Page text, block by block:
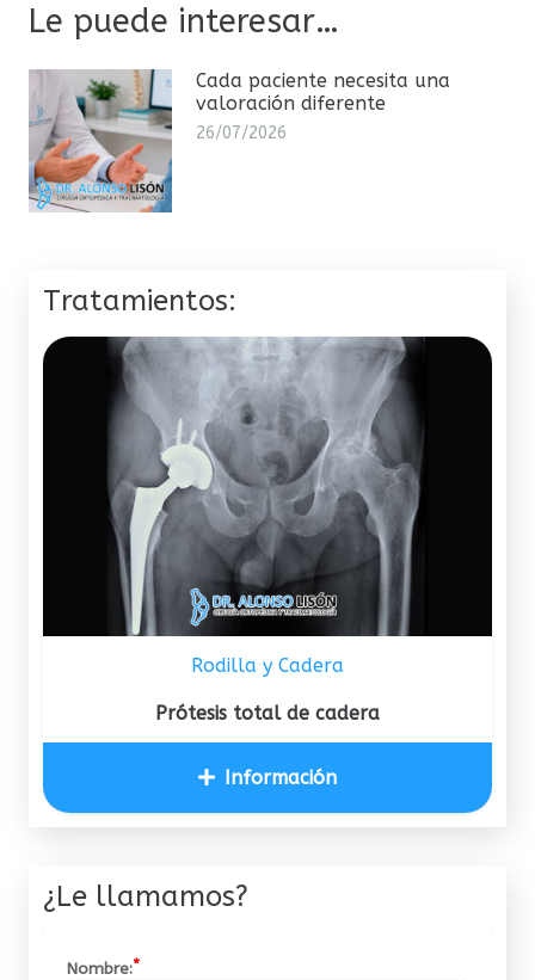
Le puede interesar…
Cada paciente necesita una
valoración diferente
26/07/2026
Tratamientos:
Rodilla y Cadera
Prótesis total de cadera
Información
¿Le llamamos?
Nombre: